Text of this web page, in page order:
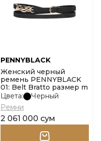
PENNYBLACK
Женский черный
ремень PENNYBLACK
01: Belt Bratto размер m
Цвета:
Черный
Ремни
2 061 000 сум